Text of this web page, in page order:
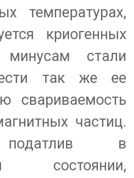
температурах,
криогенных
стали
так же ее
свариваемость
частиц.
в
состоянии,